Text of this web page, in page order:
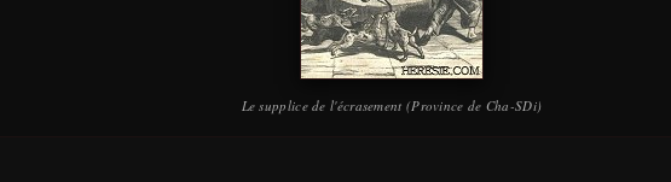
Le supplice de l'écrasement (Province de Cha-SDi)